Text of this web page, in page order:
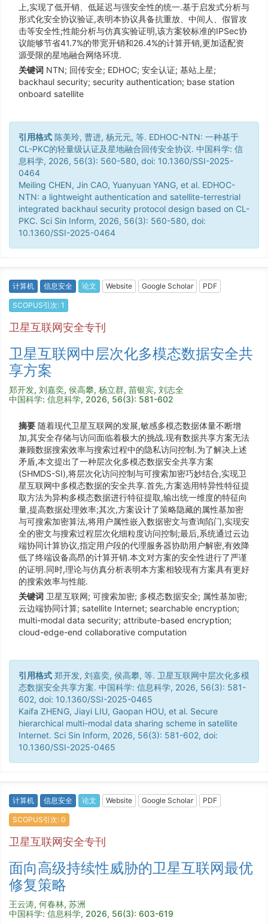
上,实现了低开销、低延迟与强安全性的统一.基于启发式分析与
形式化安全协议验证,表明本协议具备抗重放、中间人、假冒攻
击等安全性;性能分析与仿真实验证明,该方案较标准的IPSec协
议能够节省41.7%的带宽开销和26.4%的计算开销,更加适配资
源受限的星地融合网络环境.
关键词 NTN; 回传安全; EDHOC; 安全认证; 基站上星;
backhaul security; security authentication; base station
onboard satellite
引用格式 陈美玲, 曹进, 杨元元, 等. EDHOC-NTN: 一种基于
CL-PKC的轻量级认证及星地融合回传安全协议. 中国科学: 信
息科学, 2026, 56(3): 560-580, doi: 10.1360/SSI-2025-
0464
Meiling CHEN, Jin CAO, Yuanyuan YANG, et al. EDHOC-
NTN: a lightweight authentication and satellite-terrestrial
integrated backhaul security protocol design based on CL-
PKC. Sci Sin Inform, 2026, 56(3): 560-580, doi:
10.1360/SSI-2025-0464
计算机 信息安全 论文 Website Google Scholar PDF
SCOPUS引次: 1
卫星互联网安全专刊
卫星互联网中层次化多模态数据安全共
享方案
郑开发, 刘嘉奕, 侯高攀, 杨立群, 苗银宾, 刘志全
中国科学: 信息科学, 2026, 56(3): 581-602
摘要 随着现代卫星互联网的发展,敏感多模态数据体量不断增
加,其安全存储与访问面临着极大的挑战.现有数据共享方案无法
兼顾数据搜索效率与搜索过程中的隐私访问控制.为了解决上述
矛盾,本文提出了一种层次化多模态数据安全共享方案
(SHMDS-SI),将层次化访问控制与可搜索加密巧妙结合,实现卫
星互联网中多模态数据的安全共享.首先,方案选用特异性特征提
取方法为异构多模态数据进行特征提取,输出统一维度的特征向
量,提高数据处理效率;其次,方案设计了策略隐藏的属性基加密
与可搜索加密算法,将用户属性嵌入数据密文与查询陷门,实现安
全的密文与搜索过程层次化细粒度访问控制;最后,系统通过云边
端协同计算协议,指定用户段的代理服务器协助用户解密,有效降
低了终端设备高昂的计算开销.本文对方案的安全性进行了严谨
的证明.同时,理论与仿真分析表明本方案相较现有方案具有更好
的搜索效率与性能.
关键词 卫星互联网; 可搜索加密; 多模态数据安全; 属性基加密;
云边端协同计算; satellite Internet; searchable encryption;
multi-modal data security; attribute-based encryption;
cloud-edge-end collaborative computation
引用格式 郑开发, 刘嘉奕, 侯高攀, 等. 卫星互联网中层次化多模
态数据安全共享方案. 中国科学: 信息科学, 2026, 56(3): 581-
602, doi: 10.1360/SSI-2025-0465
Kaifa ZHENG, Jiayi LIU, Gaopan HOU, et al. Secure
hierarchical multi-modal data sharing scheme in satellite
Internet. Sci Sin Inform, 2026, 56(3): 581-602, doi:
10.1360/SSI-2025-0465
计算机 信息安全 论文 Website Google Scholar PDF
SCOPUS引次: 0
卫星互联网安全专刊
面向高级持续性威胁的卫星互联网最优
修复策略
王云涛, 何春林, 苏洲
中国科学: 信息科学, 2026, 56(3): 603-619